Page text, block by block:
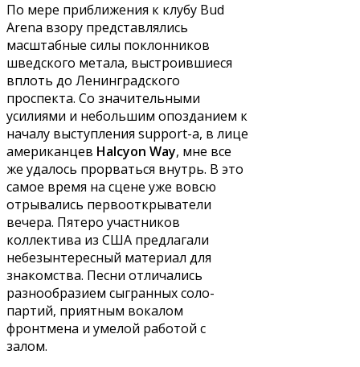
По мере приближения к клубу Bud
Arena взору представлялись
масштабные силы поклонников
шведского метала, выстроившиеся
вплоть до Ленинградского
проспекта. Со значительными
усилиями и небольшим опозданием к
началу выступления support-а, в лице
американцев Halcyon Way, мне все
же удалось прорваться внутрь. В это
самое время на сцене уже вовсю
отрывались первооткрыватели
вечера. Пятеро участников
коллектива из США предлагали
небезынтересный материал для
знакомства. Песни отличались
разнообразием сыгранных соло-
партий, приятным вокалом
фронтмена и умелой работой с
залом.